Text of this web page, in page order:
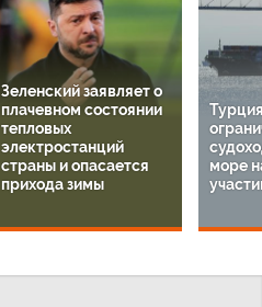
Зеленский заявляет о
плачевном состоянии
тепловых
электростанций
страны и опасается
прихода зимы
море